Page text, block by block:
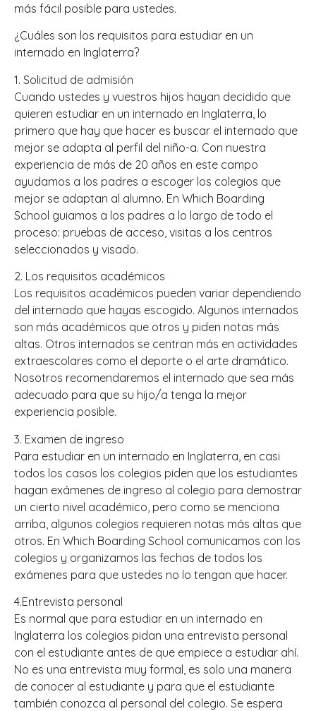
más fácil posible para ustedes.
¿Cuáles son los requisitos para estudiar en un
internado en Inglaterra?
1. Solicitud de admisión
Cuando ustedes y vuestros hijos hayan decidido que
quieren estudiar en un internado en Inglaterra, lo
primero que hay que hacer es buscar el internado que
mejor se adapta al perfil del niño-a. Con nuestra
experiencia de más de 20 años en este campo
ayudamos a los padres a escoger los colegios que
mejor se adaptan al alumno. En Which Boarding
School guiamos a los padres a lo largo de todo el
proceso: pruebas de acceso, visitas a los centros
seleccionados y visado.
2. Los requisitos académicos
Los requisitos académicos pueden variar dependiendo
del internado que hayas escogido. Algunos internados
son más académicos que otros y piden notas más
altas. Otros internados se centran más en actividades
extraescolares como el deporte o el arte dramático.
Nosotros recomendaremos el internado que sea más
adecuado para que su hijo/a tenga la mejor
experiencia posible.
3. Examen de ingreso
Para estudiar en un internado en Inglaterra, en casi
todos los casos los colegios piden que los estudiantes
hagan exámenes de ingreso al colegio para demostrar
un cierto nivel académico, pero como se menciona
arriba, algunos colegios requieren notas más altas que
otros. En Which Boarding School comunicamos con los
colegios y organizamos las fechas de todos los
exámenes para que ustedes no lo tengan que hacer.
4.Entrevista personal
Es normal que para estudiar en un internado en
Inglaterra los colegios pidan una entrevista personal
con el estudiante antes de que empiece a estudiar ahí.
No es una entrevista muy formal, es solo una manera
de conocer al estudiante y para que el estudiante
también conozca al personal del colegio. Se espera